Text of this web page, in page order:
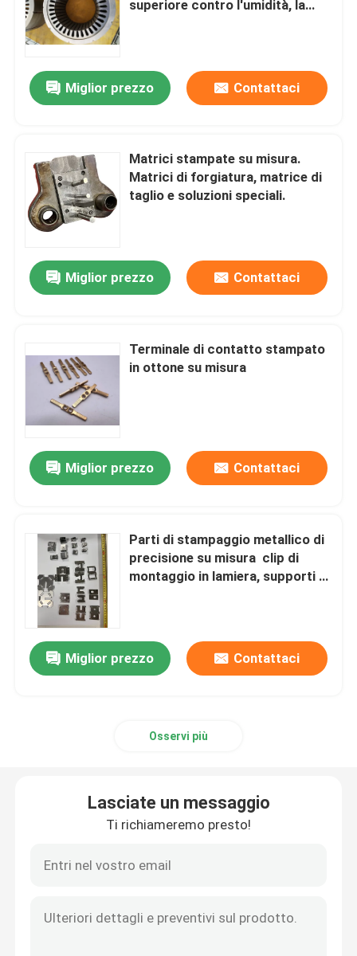
Parti del blocchetto terminali
lo stampaggio profondo muore
Matrici di stampaggio automobilistiche
Collarini per cavi di PV
superiore contro l'umidità, la
Miglior prezzo
Contattaci
Matrici stampate su misura.
Matrici di forgiatura, matrice di
taglio e soluzioni speciali.
Miglior prezzo Contattaci
Terminale di contatto stampato
in ottone su misura
Miglior prezzo Contattaci
Parti di stampaggio metallico di
precisione su misura ️ clip di
montaggio in lamiera, supporti e
Miglior prezzo Contattaci
Osservi più
Lasciate un messaggio
Ti richiameremo presto!